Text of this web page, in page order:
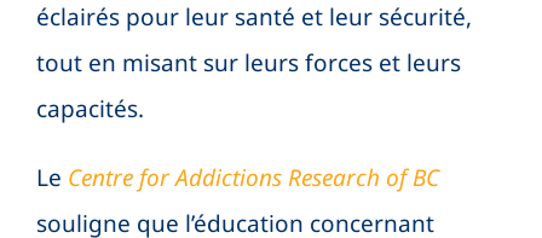
éclairés pour leur santé et leur sécurité,
tout en misant sur leurs forces et leurs
capacités.
Le Centre for Addictions Research of BC
souligne que l’éducation concernant